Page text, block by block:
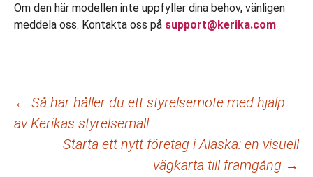
Om den här modellen inte uppfyller dina behov, vänligen
meddela oss. Kontakta oss på support@kerika.com
Inläggsnavigering
← Så här håller du ett styrelsemöte med hjälp
av Kerikas styrelsemall
Starta ett nytt företag i Alaska: en visuell
vägkarta till framgång →